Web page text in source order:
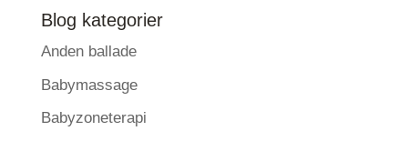
Blog kategorier
Anden ballade
Babymassage
Babyzoneterapi